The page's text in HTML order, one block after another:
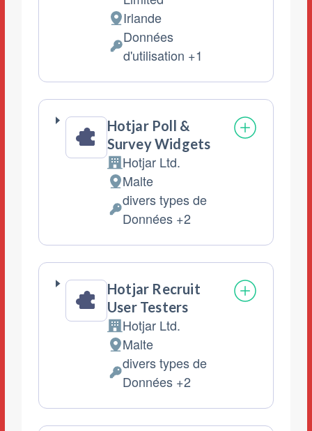
Lieu
de
traitement
:
Irlande
Données
Données
d'utilisation +1
Hotjar Poll &
Survey Widgets
Entreprise:
Hotjar Ltd.
Lieu
de
traitement
:
Malte
Données
divers types de
Données +2
Hotjar Recruit
User Testers
Entreprise:
Hotjar Ltd.
Lieu
de
traitement
:
Malte
Données
divers types de
Données +2